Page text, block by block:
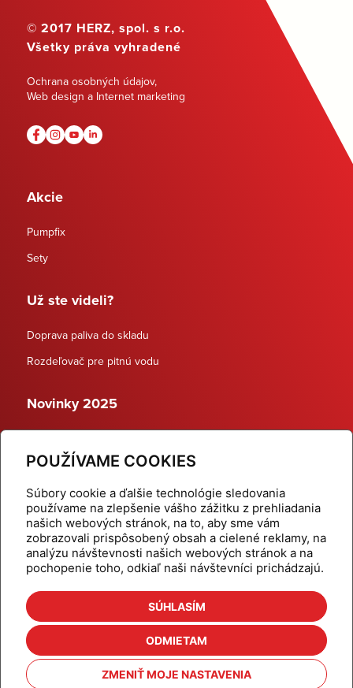
POUŽÍVAME COOKIES
Súbory cookie a ďalšie technológie sledovania
používame na zlepšenie vášho zážitku z prehliadania
našich webových stránok, na to, aby sme vám
zobrazovali prispôsobený obsah a cielené reklamy, na
analýzu návštevnosti našich webových stránok a na
pochopenie toho, odkiaľ naši návštevníci prichádzajú.
SÚHLASÍM
ODMIETAM
ZMENIŤ MOJE NASTAVENIA
© 2017 HERZ, spol. s r.o.
Všetky práva vyhradené
Ochrana osobných údajov,
Web design a Internet marketing
Akcie
Pumpfix
Sety
Už ste videli?
Doprava paliva do skladu
Rozdeľovač pre pitnú vodu
Novinky 2025
Dynamické termostatické ventily
Domov
Produkty
Aktuality
Odber šikovné tipy
Kalkulačky
Cenníky
Na stiahnutie
Referencie
Kontakt